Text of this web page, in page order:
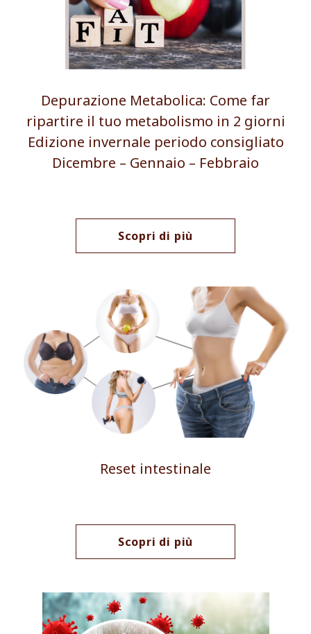
Depurazione Metabolica: Come far
ripartire il tuo metabolismo in 2 giorni
Edizione invernale periodo consigliato
Dicembre – Gennaio – Febbraio
Scopri di più
Reset intestinale
Scopri di più